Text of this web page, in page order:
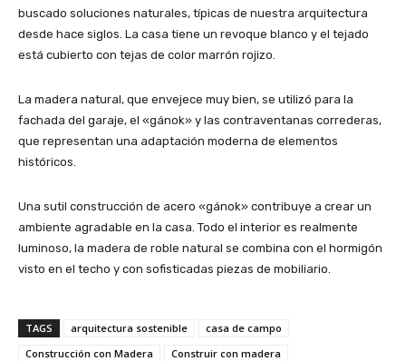
buscado soluciones naturales, típicas de nuestra arquitectura
desde hace siglos. La casa tiene un revoque blanco y el tejado
está cubierto con tejas de color marrón rojizo.
La madera natural, que envejece muy bien, se utilizó para la
fachada del garaje, el «gánok» y las contraventanas correderas,
que representan una adaptación moderna de elementos
históricos.
Una sutil construcción de acero «gánok» contribuye a crear un
ambiente agradable en la casa. Todo el interior es realmente
luminoso, la madera de roble natural se combina con el hormigón
visto en el techo y con sofisticadas piezas de mobiliario.
TAGS arquitectura sostenible
casa de campo
Construcción con Madera
Construir con madera